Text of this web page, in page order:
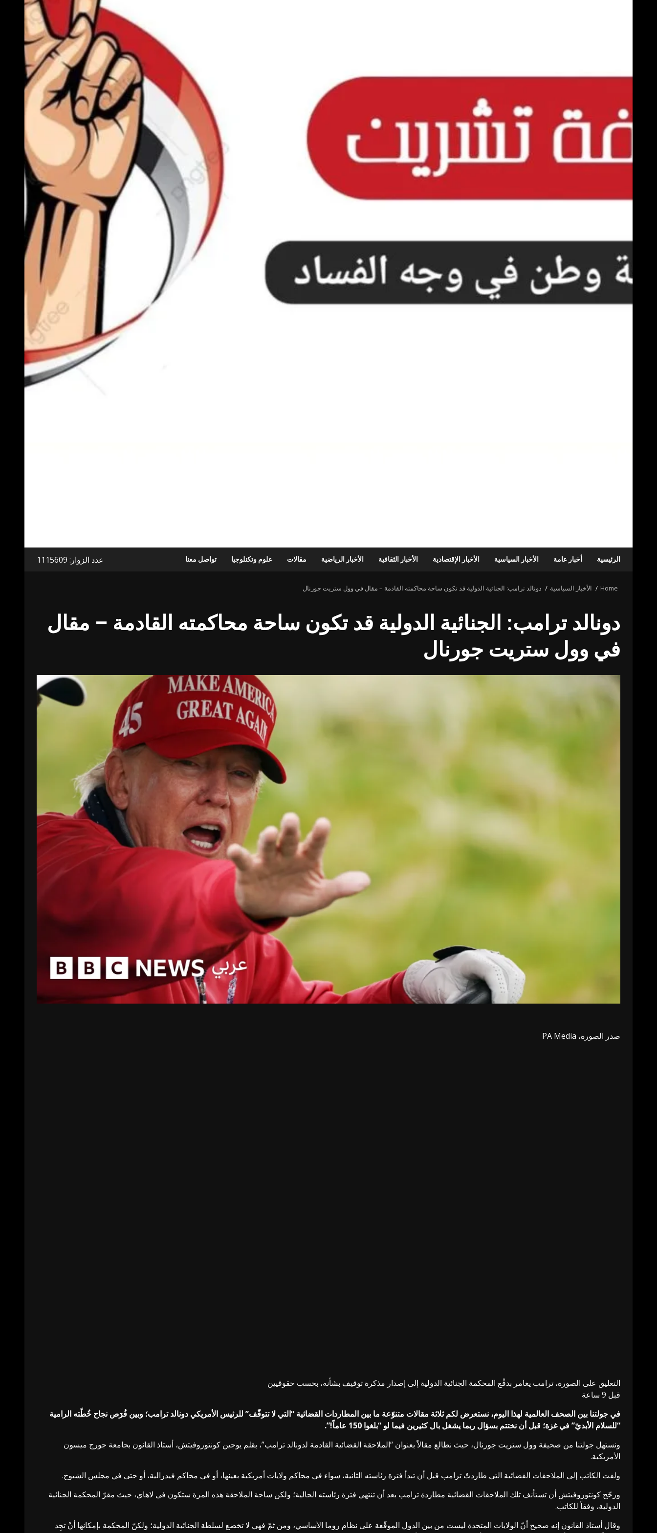
الرئيسية أخبار عامة الأخبار السياسية الأخبار الإقتصادية الأخبار الثقافية الأخبار الرياضية مقالات علوم وتكنلوجيا تواصل معنا عدد الزوار: 1115609
Home الأخبار السياسية دونالد ترامب: الجنائية الدولية قد تكون ساحة محاكمته القادمة – مقال في وول ستريت جورنال
دونالد ترامب: الجنائية الدولية قد تكون ساحة محاكمته القادمة – مقال
في وول ستريت جورنال
صدر الصورة، PA Media
التعليق على الصورة، ترامب يغامر بدفْع المحكمة الجنائية الدولية إلى إصدار مذكرة توقيف بشأنه، بحسب حقوقيين
قبل 9 ساعة
في جولتنا بين الصحف العالمية لهذا اليوم، نستعرض لكم ثلاثة مقالات متنوّعة ما بين المطاردات القضائية “التي لا تتوقّف” للرئيس الأمريكي دونالد ترامب؛ وبين فُرَص نجاح خُطّته الرامية
“للسلام الأبديّ” في غزة؛ قبل أن نختتم بسؤال ربما يشغل بال كثيرين فيما لو “بلغوا 150 عاماً!”.
ونستهل جولتنا من صحيفة وول ستريت جورنال، حيث نطالع مقالاً بعنوان “الملاحقة القضائية القادمة لدونالد ترامب”، بقلم يوجين كونتوروفيتش، أستاذ القانون بجامعة جورج ميسون
الأمريكية.
ولفت الكاتب إلى الملاحقات القضائية التي طاردتْ ترامب قبل أن تبدأ فترة رئاسته الثانية، سواء في محاكم ولايات أمريكية بعينها، أو في محاكم فيدرالية، أو حتى في مجلس الشيوخ.
ورجّح كونتوروفيتش أن تستأنف تلك الملاحقات القضائية مطاردة ترامب بعد أن تنتهي فترة رئاسته الحالية؛ ولكن ساحة الملاحقة هذه المرة ستكون في لاهاي، حيث مقرّ المحكمة الجنائية
الدولية، وفقاً للكاتب.
وقال أستاذ القانون إنه صحيح أنّ الولايات المتحدة ليست من بين الدول الموقّعة على نظام روما الأساسي، ومن ثمّ فهي لا تخضع لسلطة الجنائية الدولية؛ ولكنّ المحكمة بإمكانها أنْ تجِد